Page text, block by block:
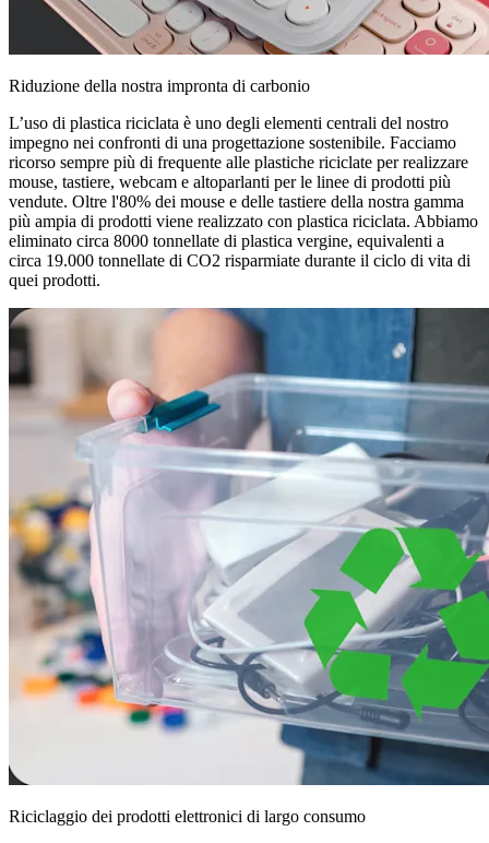
Riduzione della nostra impronta di carbonio
L’uso di plastica riciclata è uno degli elementi centrali del nostro
impegno nei confronti di una progettazione sostenibile. Facciamo
ricorso sempre più di frequente alle plastiche riciclate per realizzare
mouse, tastiere, webcam e altoparlanti per le linee di prodotti più
vendute. Oltre l'80% dei mouse e delle tastiere della nostra gamma
più ampia di prodotti viene realizzato con plastica riciclata. Abbiamo
eliminato circa 8000 tonnellate di plastica vergine, equivalenti a
circa 19.000 tonnellate di CO2 risparmiate durante il ciclo di vita di
quei prodotti.
Riciclaggio dei prodotti elettronici di largo consumo